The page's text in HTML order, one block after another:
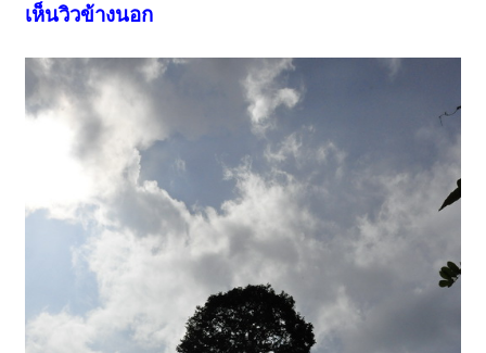
เห็นวิวข้างนอก